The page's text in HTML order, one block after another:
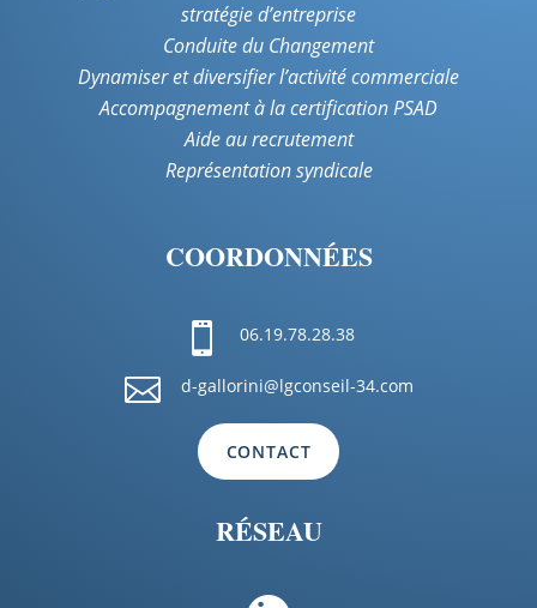
stratégie d’entreprise
Conduite du Changement
Dynamiser et diversifier l’activité commerciale
Accompagnement à la certification PSAD
Aide au recrutement
Représentation syndicale
COORDONNÉES
 06.19.78.28.38
 d-gallorini@lgconseil-34.com
CONTACT
RÉSEAU